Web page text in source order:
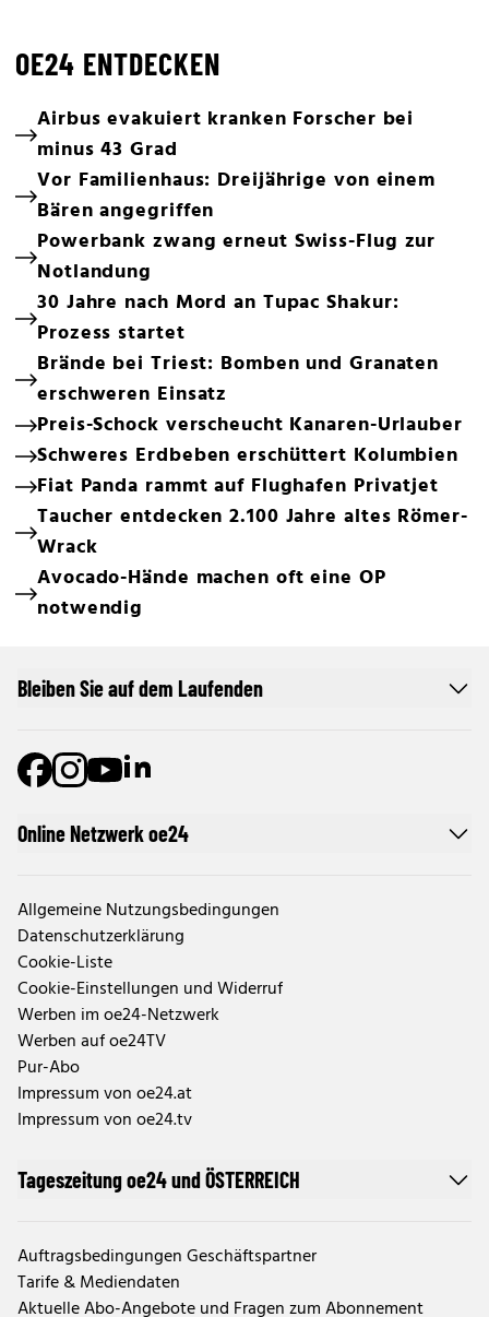
OE24 ENTDECKEN
Airbus evakuiert kranken Forscher bei
minus 43 Grad
Vor Familienhaus: Dreijährige von einem
Bären angegriffen
Powerbank zwang erneut Swiss-Flug zur
Notlandung
30 Jahre nach Mord an Tupac Shakur:
Prozess startet
Brände bei Triest: Bomben und Granaten
erschweren Einsatz
Preis-Schock verscheucht Kanaren-Urlauber
Schweres Erdbeben erschüttert Kolumbien
Fiat Panda rammt auf Flughafen Privatjet
Taucher entdecken 2.100 Jahre altes Römer-
Wrack
Avocado-Hände machen oft eine OP
notwendig
Online Netzwerk oe24
Allgemeine Nutzungsbedingungen
Datenschutzerklärung
Cookie-Liste
Cookie-Einstellungen und Widerruf
Werben im oe24-Netzwerk
Werben auf oe24TV
Pur-Abo
Impressum von oe24.at
Impressum von oe24.tv
Tageszeitung oe24 und ÖSTERREICH
Auftragsbedingungen Geschäftspartner
Tarife & Mediendaten
Aktuelle Abo-Angebote und Fragen zum Abonnement
Bleiben Sie auf dem Laufenden